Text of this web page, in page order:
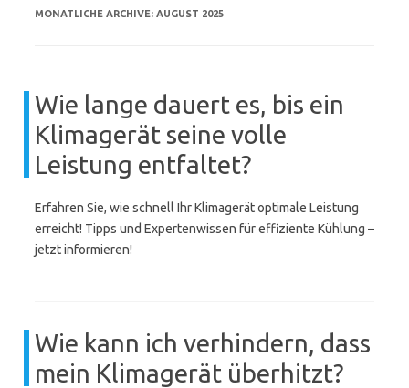
MONATLICHE ARCHIVE: AUGUST 2025
Wie lange dauert es, bis ein
Klimagerät seine volle
Leistung entfaltet?
Erfahren Sie, wie schnell Ihr Klimagerät optimale Leistung
erreicht! Tipps und Expertenwissen für effiziente Kühlung –
jetzt informieren!
Wie kann ich verhindern, dass
mein Klimagerät überhitzt?